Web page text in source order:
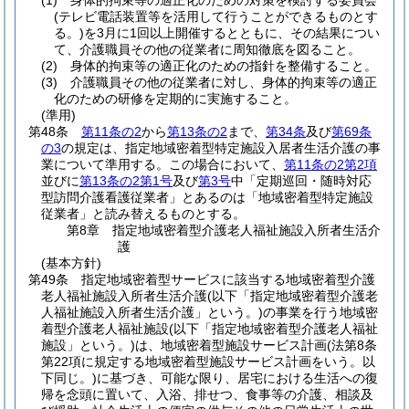
(テレビ電話装置等を活用して行うことができるものとす
る。)を3月に1回以上開催するとともに、その結果につい
て、介護職員その他の従業者に周知徹底を図ること。
(2)
身体的拘束等の適正化のための指針を整備すること。
(3)
介護職員その他の従業者に対し、身体的拘束等の適正
化のための研修を定期的に実施すること。
(準用)
第48条
第11条の2から第13条の2 まで、 第34条及び第69条
の3の規定は、指定地域密着型特定施設入居者生活介護の事
業について準用する。
この場合において、 第11条の2第2項
並びに第13条の2第1号及び第3号中「定期巡回・随時対応
型訪問介護看護従業者」とあるのは「地域密着型特定施設
従業者」と読み替えるものとする。
第8章
指定地域密着型介護老人福祉施設入所者生活介
護
(基本方針)
第49条
指定地域密着型サービスに該当する地域密着型介護
老人福祉施設入所者生活介護(以下「指定地域密着型介護老
人福祉施設入所者生活介護」という。)の事業を行う地域密
着型介護老人福祉施設(以下「指定地域密着型介護老人福祉
施設」という。)は、地域密着型施設サービス計画(法第8条
第22項に規定する地域密着型施設サービス計画をいう。以
下同じ。)に基づき、可能な限り、居宅における生活への復
帰を念頭に置いて、入浴、排せつ、食事等の介護、相談及